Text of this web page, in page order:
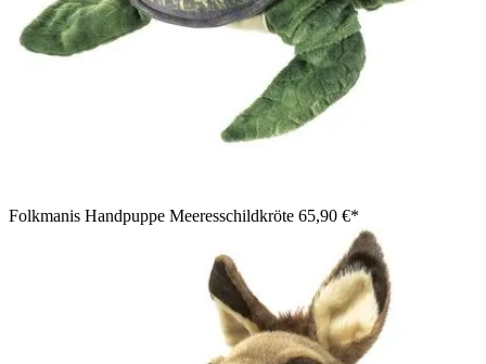
Folkmanis Handpuppe Meeresschildkröte 65,90 €*